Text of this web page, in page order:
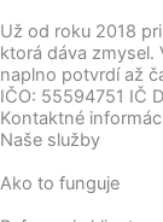
Už od roku 2018
ktorá dáva zmysel.
naplno potvrdí až
IČO: 55594751 IČ
Kontaktné
Naše služby
Ako to funguje